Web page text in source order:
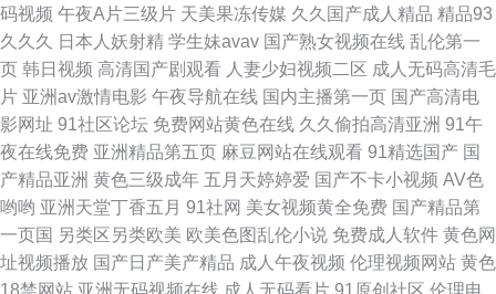
码视频 午夜A片三级片 天美果冻传媒 久久国产成人精品 精品93
久久久
日本人妖射精 学生妹avav 国产熟女视频在线 乱伦第一
页 韩日视频 高清国产剧观看 人妻少妇视频二区 成人无码高清毛
片 亚洲av激情电影 午夜导航在线 国内主播第一页 国产高清电
影网址 91社区论坛 免费网站黄色在线 久久偷拍高清亚洲 91午
夜在线免费 亚洲精品第五页 麻豆网站在线观看 91精选国产 国
产精品亚洲 黄色三级成年 五月天婷婷爱 国产不卡小视频 AV色
哟哟 亚洲天堂丁香五月 91社网 美女视频黄全免费 国产精品第
一页国 另类区另类欧美 欧美色图乱伦小说 免费成人软件 黄色网
址视频播放 国产日产美产精品 成人午夜视频 伦理视频网站 黄色
18禁网站 亚洲无码视频在线 成人无码看片 91原创社区 伦理电